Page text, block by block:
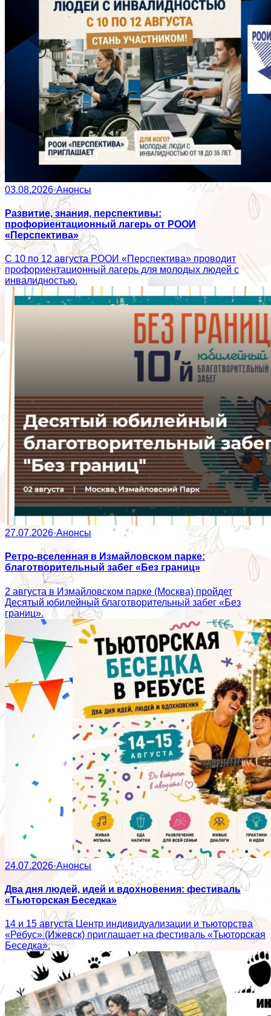
03.08.2026·Анонсы
Развитие, знания, перспективы:
профориентационный лагерь от РООИ
«Перспектива»
С 10 по 12 августа РООИ «Перспектива» проводит
профориентационный лагерь для молодых людей с
инвалидностью.
27.07.2026·Анонсы
Ретро-вселенная в Измайловском парке:
благотворительный забег «Без границ»
2 августа в Измайловском парке (Москва) пройдет
Десятый юбилейный благотворительный забег «Без
границ».
24.07.2026·Анонсы
Два дня людей, идей и вдохновения: фестиваль
«Тьюторская Беседка»
14 и 15 августа Центр индивидуализации и тьюторства
«Ребус» (Ижевск) приглашает на фестиваль «Тьюторская
Беседка».